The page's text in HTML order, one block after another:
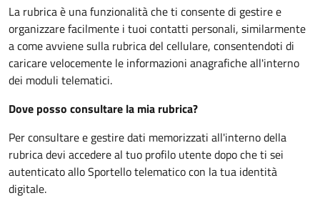
La rubrica è una funzionalità che ti consente di gestire e
organizzare facilmente i tuoi contatti personali, similarmente
a come avviene sulla rubrica del cellulare, consentendoti di
caricare velocemente le informazioni anagrafiche all'interno
dei moduli telematici.
Dove posso consultare la mia rubrica?
Per consultare e gestire dati memorizzati all'interno della
rubrica devi accedere al tuo profilo utente dopo che ti sei
autenticato allo Sportello telematico con la tua identità
digitale.